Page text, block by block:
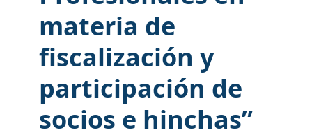
materia de
fiscalización y
participación de
socios e hinchas”